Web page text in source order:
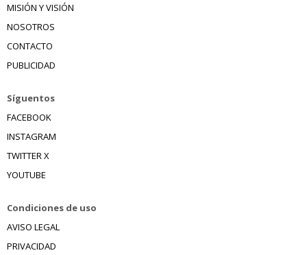
MISIÓN Y VISIÓN
NOSOTROS
CONTACTO
PUBLICIDAD
Síguentos
FACEBOOK
INSTAGRAM
TWITTER X
YOUTUBE
Condiciones de uso
AVISO LEGAL
PRIVACIDAD